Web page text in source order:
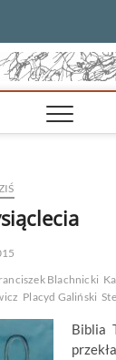
Blachnicki
Placyd Galiński
Biblia